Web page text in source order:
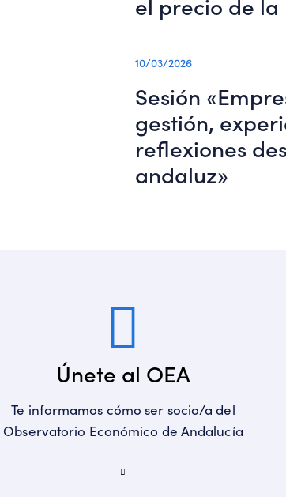
10/03/2026
Sesión
gestión,
reflexiones
andaluz»
Únete al OEA
Te informamos cómo ser socio/a del
Observatorio Económico de Andalucía